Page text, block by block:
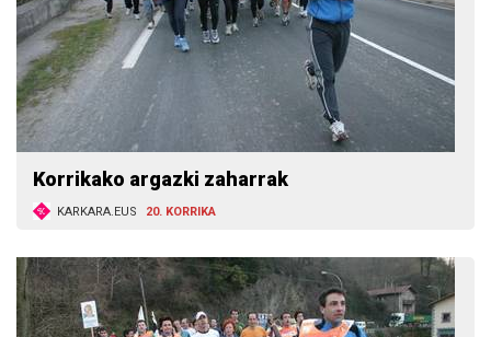
Korrikako argazki zaharrak
KARKARA.EUS 20. KORRIKA